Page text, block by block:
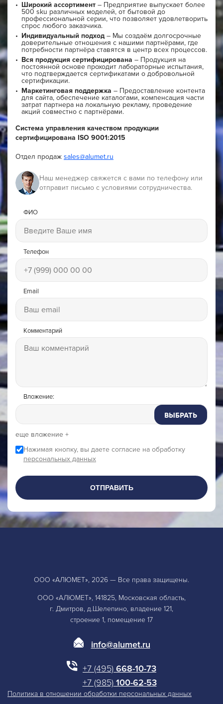
Широкий ассортимент – Предприятие выпускает более
500 sku различных моделей, от бытовой до
профессиональной серии, что позволяет удовлетворить
спрос любого заказчика.
Индивидуальный подход – Мы создаём долгосрочные
доверительные отношения с нашими партнёрами, где
потребности партнёра ставятся в центр всех процессов.
Вся продукция сертифицирована – Продукция на
постоянной основе проходит лабораторные испытания,
что подтверждается сертификатами о добровольной
сертификации.
Маркетинговая поддержка – Предоставление контента
для сайта, обеспечение каталогами, компенсация части
затрат партнера на локальную рекламу, проведение
акций совместно с партнёрами.
Система управления качеством продукции
сертифицирована ISO 9001:2015
Отдел продаж sales@alumet.ru
Наш менеджер свяжется с вами по телефону или
отправит письмо с условиями сотрудничества.
ФИО
Телефон
Email
Комментарий
Вложение:
ВЫБРАТЬ
еще вложение +
Нажимая кнопку, вы даете согласие на обработку
персональных данных
ОТПРАВИТЬ
ООО «АЛЮМЕТ», 2026 — Все права защищены.
ООО «АЛЮМЕТ», 141825, Московская область,
г. Дмитров, д.Шелепино, владение 121,
строение 1, помещение 17
info@alumet.ru
+7 (495) 668-10-73
+7 (985)100-62-53
Политика в отношении обработки персональных данных